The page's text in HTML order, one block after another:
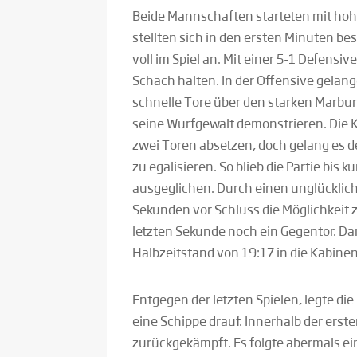
Beide Mannschaften starteten mit
stellten sich in den ersten Minuten
voll im Spiel an. Mit einer 5-1
Schach halten. In der Offensive
schnelle Tore über den starken
seine Wurfgewalt demonstrieren. Die
zwei Toren absetzen, doch gelang es
zu egalisieren. So blieb die Partie bis
ausgeglichen. Durch einen
Sekunden vor Schluss die
letzten Sekunde noch ein Gegentor.
Halbzeitstand von 19:17 in die
Entgegen der letzten Spielen, legte
eine Schippe drauf. Innerhalb der
zurückgekämpft. Es folgte abermals